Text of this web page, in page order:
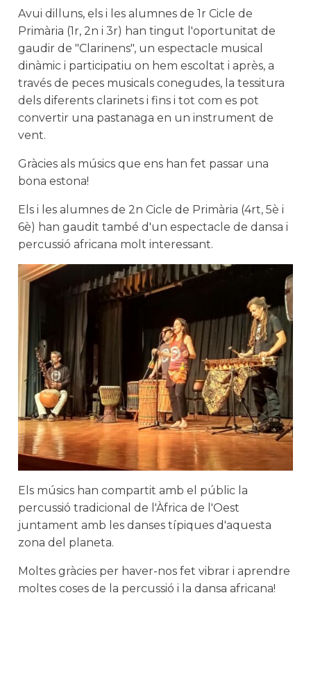
Avui dilluns, els i les alumnes de 1r Cicle de
Primària (1r, 2n i 3r) han tingut l'oportunitat de
gaudir de "Clarinens", un espectacle musical
dinàmic i participatiu on hem escoltat i après, a
través de peces musicals conegudes, la tessitura
dels diferents clarinets i fins i tot com es pot
convertir una pastanaga en un instrument de
vent.
Gràcies als músics que ens han fet passar una
bona estona!
Els i les alumnes de 2n Cicle de Primària (4rt, 5è i
6è) han gaudit també d'un espectacle de dansa i
percussió africana molt interessant.
Els músics han compartit amb el públic la
percussió tradicional de l'Àfrica de l'Oest
juntament amb les danses típiques d'aquesta
zona del planeta.
Moltes gràcies per haver-nos fet vibrar i aprendre
moltes coses de la percussió i la dansa africana!